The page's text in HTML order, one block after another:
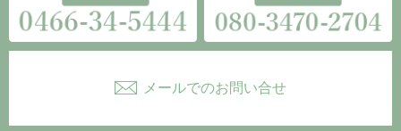
メールでのお問い合せ